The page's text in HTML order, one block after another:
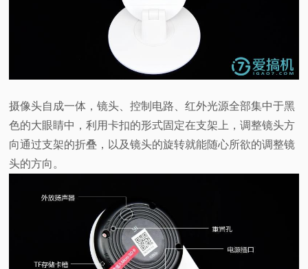
摄像头自成一体，镜头、控制电路、红外光源全部集中于黑
色的大眼睛中，利用卡扣的形式固定在支架上，调整镜头方
向通过支架的折叠，以及镜头的旋转就能随心所欲的调整镜
头的方向。